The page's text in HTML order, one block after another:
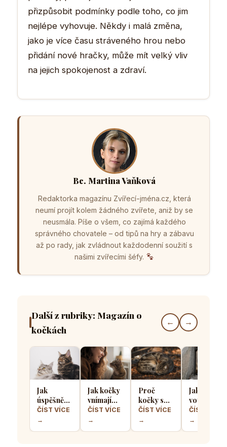
přizpůsobit podmínky podle toho, co jim
nejlépe vyhovuje. Někdy i malá změna,
jako je více času stráveného hrou nebo
přidání nové hračky, může mít velký vliv
na jejich spokojenost a zdraví.
Bc. Martina Vaňková
Redaktorka magazínu Zvířecí-jména.cz, která
neumí projít kolem žádného zvířete, aniž by se
neusmála. Píše o všem, co zajímá každého
správného chovatele – od tipů na hry a zábavu
až po rady, jak zvládnout každodenní soužití s
našimi zvířecími šéfy.
Další z rubriky: Magazín o
kočkách
← →
Jak
úspěšně
seznámit
dvě kočky
a předejít
ČÍST VÍCE
→
Jak kočky
vnímají
lidský
smích a
zda ho
ČÍST VÍCE
→
Proč
kočky spí
stočené
do
klubíčka a
ČÍST VÍCE
→
Jak kočičí
vousky
pomáhají
určit zda
se kočka
ČÍST VÍCE
→